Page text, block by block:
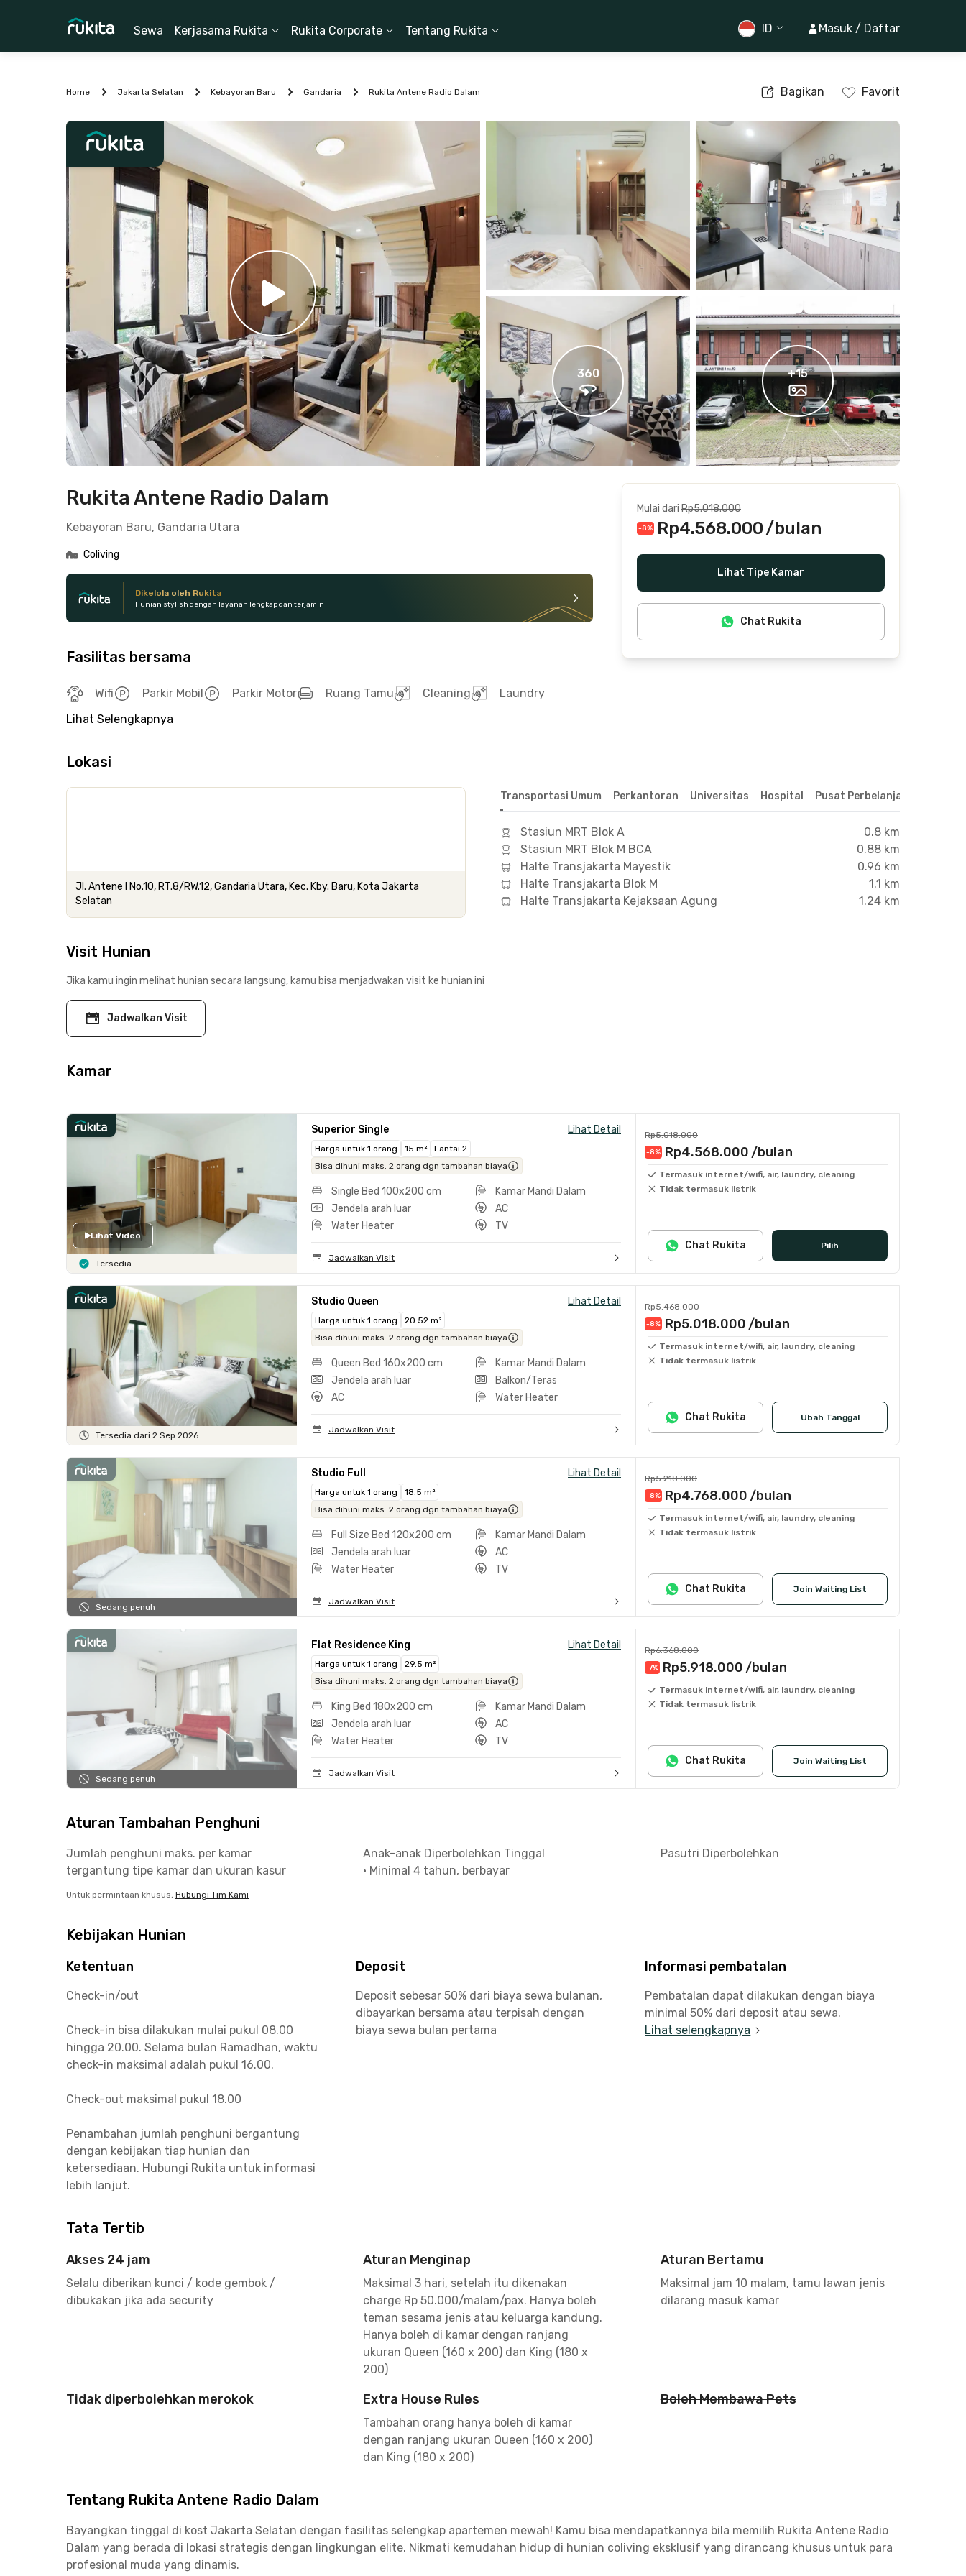
Sewa Kerjasama Rukita Rukita Corporate Tentang Rukita ID Masuk / Daftar
Home Jakarta Selatan Kebayoran Baru Gandaria Rukita Antene Radio Dalam Bagikan Favorit
360 +15
Rukita Antene Radio Dalam
Kebayoran Baru, Gandaria Utara
Coliving
Dikelola oleh Rukita
Hunian stylish dengan layanan lengkap dan terjamin
Fasilitas bersama
Wifi Parkir Mobil Parkir Motor Ruang Tamu Cleaning
Laundry
Lihat Selengkapnya
Mulai dari Rp5.018.000
-8% Rp4.568.000/bulan
Lihat Tipe Kamar
Chat Rukita
Lokasi
Jl. Antene I No.10, RT.8/RW.12, Gandaria Utara, Kec. Kby. Baru, Kota Jakarta
Selatan
Transportasi Umum Perkantoran Universitas Hospital Pusat Perbelanjaan &
Stasiun MRT Blok A
0.8 km
Stasiun MRT Blok M BCA
0.88 km
Halte Transjakarta Mayestik
0.96 km
Halte Transjakarta Blok M
1.1 km
Halte Transjakarta Kejaksaan Agung
1.24 km
Visit Hunian
Jika kamu ingin melihat hunian secara langsung, kamu bisa menjadwakan visit ke hunian ini
Jadwalkan Visit
Kamar
Lihat Video
Tersedia
Superior Single Lihat Detail
Harga untuk 1 orang 15 m²
Lantai 2
Bisa dihuni maks. 2 orang dgn tambahan biaya
Single Bed 100x200 cm
Kamar Mandi Dalam
Jendela arah luar
AC
Water Heater
TV
Jadwalkan Visit
Rp5.018.000
-8% Rp4.568.000 /bulan
Termasuk internet/wifi, air, laundry, cleaning
Tidak termasuk listrik
Pilih
Chat Rukita
Tersedia dari 2 Sep 2026
Studio Queen Lihat Detail
Harga untuk 1 orang
20.52 m²
Bisa dihuni maks. 2 orang dgn tambahan biaya
Queen Bed 160x200 cm
Kamar Mandi Dalam
Jendela arah luar
Balkon/Teras
AC
Water Heater
Jadwalkan Visit
Rp5.468.000
-8% Rp5.018.000 /bulan
Termasuk internet/wifi, air, laundry, cleaning
Tidak termasuk listrik
Ubah Tanggal
Chat Rukita
Sedang penuh
Studio Full Lihat Detail
Harga untuk 1 orang
18.5 m²
Bisa dihuni maks. 2 orang dgn tambahan biaya
Full Size Bed 120x200 cm
Kamar Mandi Dalam
Jendela arah luar
AC
Water Heater
TV
Jadwalkan Visit
Rp5.218.000
-8% Rp4.768.000 /bulan
Termasuk internet/wifi, air, laundry, cleaning
Tidak termasuk listrik
Join Waiting List
Chat Rukita
Sedang penuh
Flat Residence King Lihat Detail
Harga untuk 1 orang
29.5 m²
Bisa dihuni maks. 2 orang dgn tambahan biaya
King Bed 180x200 cm
Kamar Mandi Dalam
Jendela arah luar
AC
Water Heater
TV
Jadwalkan Visit
Rp6.368.000
-7% Rp5.918.000 /bulan
Termasuk internet/wifi, air, laundry, cleaning
Tidak termasuk listrik
Join Waiting List
Chat Rukita
Aturan Tambahan Penghuni
Jumlah penghuni maks. per kamar
tergantung tipe kamar dan ukuran kasur
Anak-anak Diperbolehkan Tinggal
• Minimal 4 tahun, berbayar
Pasutri Diperbolehkan
Untuk permintaan khusus, Hubungi Tim Kami
Kebijakan Hunian
Ketentuan
Check-in/out
Check-in bisa dilakukan mulai pukul 08.00
hingga 20.00. Selama bulan Ramadhan, waktu
check-in maksimal adalah pukul 16.00.
Check-out maksimal pukul 18.00
Penambahan jumlah penghuni bergantung
dengan kebijakan tiap hunian dan
ketersediaan. Hubungi Rukita untuk informasi
lebih lanjut.
Deposit
Deposit sebesar 50% dari biaya sewa bulanan,
dibayarkan bersama atau terpisah dengan
biaya sewa bulan pertama
Informasi pembatalan
Pembatalan dapat dilakukan dengan biaya
minimal 50% dari deposit atau sewa.
Lihat selengkapnya
Tata Tertib
Akses 24 jam
Selalu diberikan kunci / kode gembok /
dibukakan jika ada security
Aturan Menginap
Maksimal 3 hari, setelah itu dikenakan
charge Rp 50.000/malam/pax. Hanya boleh
teman sesama jenis atau keluarga kandung.
Hanya boleh di kamar dengan ranjang
ukuran Queen (160 x 200) dan King (180 x
200)
Aturan Bertamu
Maksimal jam 10 malam, tamu lawan jenis
dilarang masuk kamar
Tidak diperbolehkan merokok Extra House Rules
Tambahan orang hanya boleh di kamar
dengan ranjang ukuran Queen (160 x 200)
dan King (180 x 200)
Boleh Membawa Pets
Tentang Rukita Antene Radio Dalam
Bayangkan tinggal di kost Jakarta Selatan dengan fasilitas selengkap apartemen mewah! Kamu bisa mendapatkannya bila memilih Rukita Antene Radio
Dalam yang berada di lokasi strategis dengan lingkungan elite. Nikmati kemudahan hidup di hunian coliving eksklusif yang dirancang khusus untuk para
profesional muda yang dinamis.